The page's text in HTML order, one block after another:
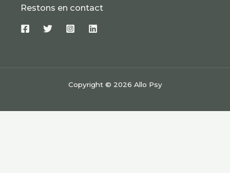
Restons en contact
Copyright © 2026 Allo Psy